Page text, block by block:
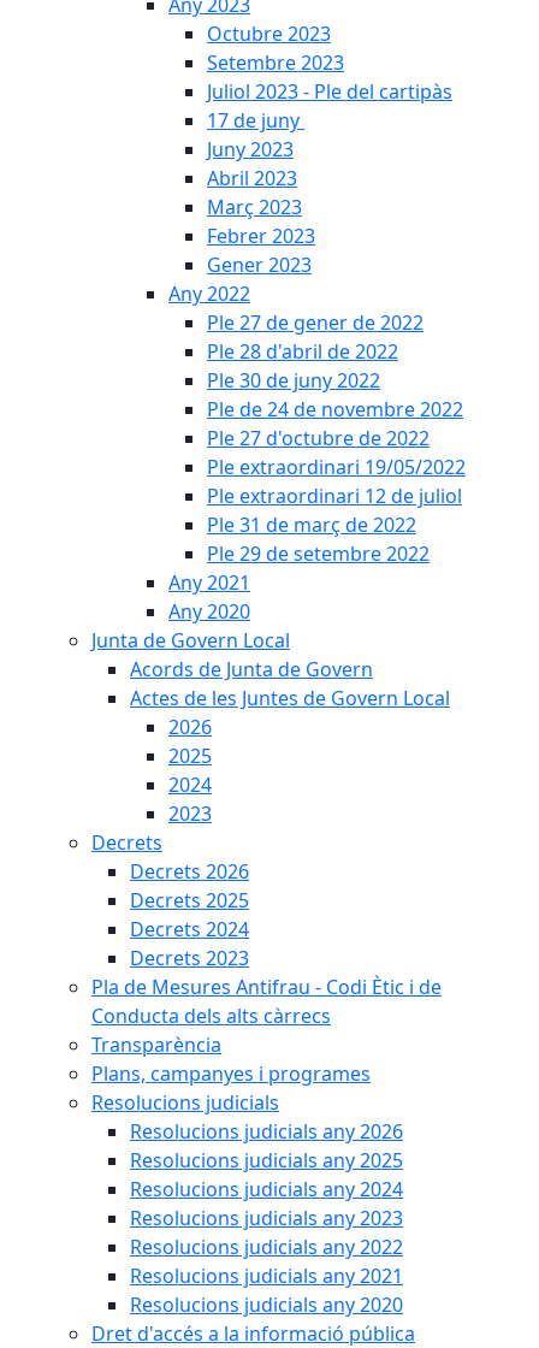
Octubre 2023
Setembre 2023
Juliol 2023 - Ple del cartipàs
17 de juny
Juny 2023
Abril 2023
Març 2023
Febrer 2023
Gener 2023
Any 2022
Ple 27 de gener de 2022
Ple 28 d'abril de 2022
Ple 30 de juny 2022
Ple de 24 de novembre 2022
Ple 27 d'octubre de 2022
Ple extraordinari 19/05/2022
Ple extraordinari 12 de juliol
Ple 31 de març de 2022
Ple 29 de setembre 2022
Any 2021
Any 2020
Junta de Govern Local
Acords de Junta de Govern
Actes de les Juntes de Govern Local
2026
2025
2024
2023
Decrets
Decrets 2026
Decrets 2025
Decrets 2024
Decrets 2023
Pla de Mesures Antifrau - Codi Ètic i de
Conducta dels alts càrrecs
Transparència
Plans, campanyes i programes
Resolucions judicials
Resolucions judicials any 2026
Resolucions judicials any 2025
Resolucions judicials any 2024
Resolucions judicials any 2023
Resolucions judicials any 2022
Resolucions judicials any 2021
Resolucions judicials any 2020
Dret d'accés a la informació pública